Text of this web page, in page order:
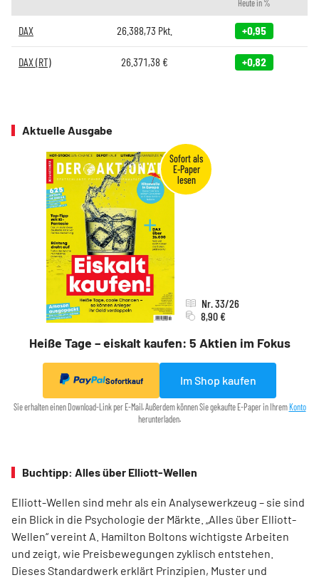
Heute in %
DAX 26.388,73 Pkt. +0,95
DAX (RT) 26.371,38 € +0,82
Aktuelle Ausgabe
Heiße Tage – eiskalt kaufen: 5 Aktien im Fokus
Nr. 33/26
8,90 €
Sofortkauf Im Shop kaufen
Sie erhalten einen Download-Link per E-Mail. Außerdem können Sie gekaufte E-Paper in Ihrem Konto
herunterladen.
Buchtipp: Alles über Elliott-Wellen
Elliott-Wellen sind mehr als ein Analysewerkzeug – sie sind
ein Blick in die Psychologie der Märkte. „Alles über Elliott-
Wellen“ vereint A. Hamilton Boltons wichtigste Arbeiten
und zeigt, wie Preisbewegungen zyklisch entstehen.
Dieses Standardwerk erklärt Prinzipien, Muster und